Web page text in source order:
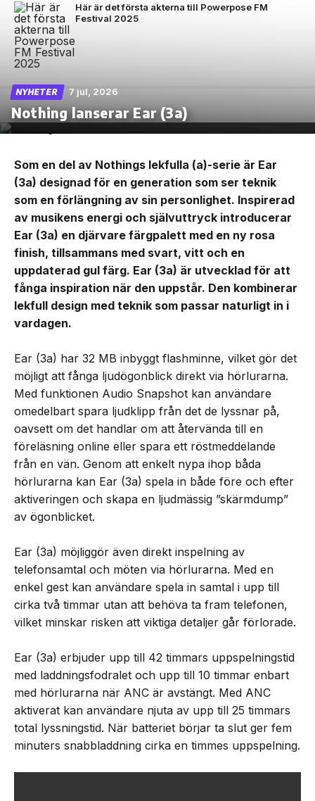
Här är det första akterna till Powerpose FM
Festival 2025
NYHETER 7 jul, 2026
Nothing lanserar Ear (3a)
Som en del av Nothings lekfulla (a)-serie är Ear
(3a) designad för en generation som ser teknik
som en förlängning av sin personlighet. Inspirerad
av musikens energi och självuttryck introducerar
Ear (3a) en djärvare färgpalett med en ny rosa
finish, tillsammans med svart, vitt och en
uppdaterad gul färg. Ear (3a) är utvecklad för att
fånga inspiration när den uppstår. Den kombinerar
lekfull design med teknik som passar naturligt in i
vardagen.
Ear (3a) har 32 MB inbyggt flashminne, vilket gör det
möjligt att fånga ljudögonblick direkt via hörlurarna.
Med funktionen Audio Snapshot kan användare
omedelbart spara ljudklipp från det de lyssnar på,
oavsett om det handlar om att återvända till en
föreläsning online eller spara ett röstmeddelande
från en vän. Genom att enkelt nypa ihop båda
hörlurarna kan Ear (3a) spela in både före och efter
aktiveringen och skapa en ljudmässig ”skärmdump”
av ögonblicket.
Ear (3a) möjliggör även direkt inspelning av
telefonsamtal och möten via hörlurarna. Med en
enkel gest kan användare spela in samtal i upp till
cirka två timmar utan att behöva ta fram telefonen,
vilket minskar risken att viktiga detaljer går förlorade.
Ear (3a) erbjuder upp till 42 timmars uppspelningstid
med laddningsfodralet och upp till 10 timmar enbart
med hörlurarna när ANC är avstängt. Med ANC
aktiverat kan användare njuta av upp till 25 timmars
total lyssningstid. När batteriet börjar ta slut ger fem
minuters snabbladdning cirka en timmes uppspelning.